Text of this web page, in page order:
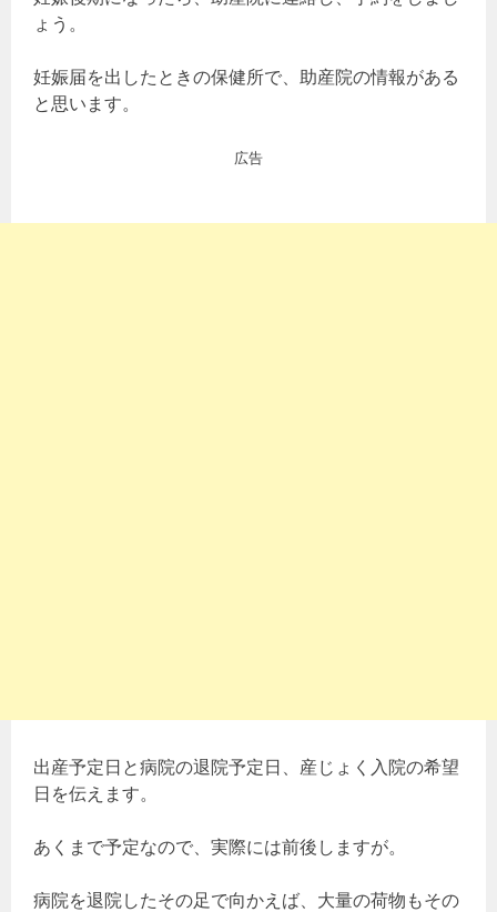
ょう。
妊娠届を出したときの保健所で、助産院の情報がある
と思います。
広告
出産予定日と病院の退院予定日、産じょく入院の希望
日を伝えます。
あくまで予定なので、実際には前後しますが。
病院を退院したその足で向かえば、大量の荷物もその